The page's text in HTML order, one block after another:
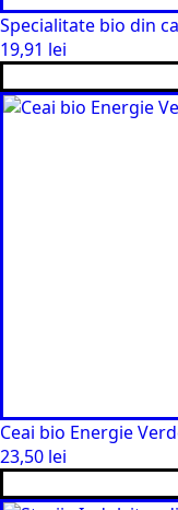
Specialitate bio din
19,91 lei
Ceai bio Energie
23,50 lei